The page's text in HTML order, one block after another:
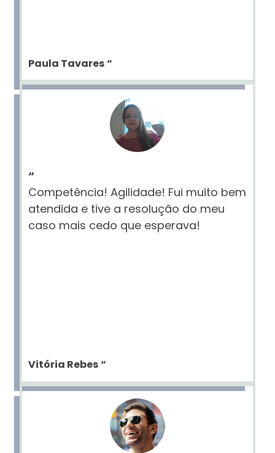
Paula Tavares“
“
Competência! Agilidade! Fui muito bem
atendida e tive a resolução do meu
caso mais cedo que esperava!
Vitória Rebes“